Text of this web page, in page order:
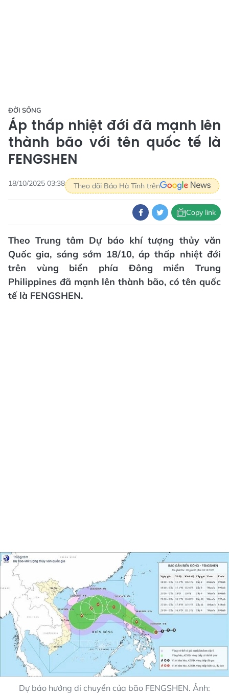
ĐỜI SỐNG
Áp thấp nhiệt đới đã mạnh lên
thành bão với tên quốc tế là
FENGSHEN
18/10/2025 03:38 Theo dõi Báo Hà Tĩnh trên
Copy link
Theo Trung tâm Dự báo khí tượng thủy văn
Quốc gia, sáng sớm 18/10, áp thấp nhiệt đới
trên vùng biển phía Đông miền Trung
Philippines đã mạnh lên thành bão, có tên quốc
tế là FENGSHEN.
Dự báo hướng di chuyển của bão FENGSHEN. Ảnh: